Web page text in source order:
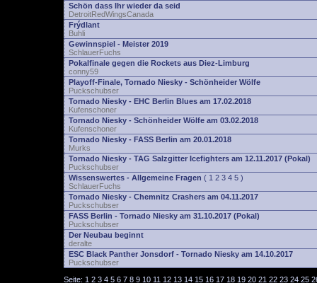
Schön dass Ihr wieder da seid
DetroitRedWingsCanada
Frýdlant
Buhli
Gewinnspiel - Meister 2019
SchlauerFuchs
Pokalfinale gegen die Rockets aus Diez-Limburg
conny59
Playoff-Finale, Tornado Niesky - Schönheider Wölfe
Puckschubser
Tornado Niesky - EHC Berlin Blues am 17.02.2018
Kufenschoner
Tornado Niesky - Schönheider Wölfe am 03.02.2018
Kufenschoner
Tornado Niesky - FASS Berlin am 20.01.2018
Murks
Tornado Niesky - TAG Salzgitter Icefighters am 12.11.2017 (Pokal)
Puckschubser
Wissenswertes - Allgemeine Fragen ( 1 2 3 4 5 )
SchlauerFuchs
Tornado Niesky - Chemnitz Crashers am 04.11.2017
Puckschubser
FASS Berlin - Tornado Niesky am 31.10.2017 (Pokal)
Puckschubser
Der Neubau beginnt
deralte
ESC Black Panther Jonsdorf - Tornado Niesky am 14.10.2017
Puckschubser
Seite: 1 2 3 4 5 6 7 8 9 10 11 12 13 14 15 16 17 18 19 20 21 22 23 24 25